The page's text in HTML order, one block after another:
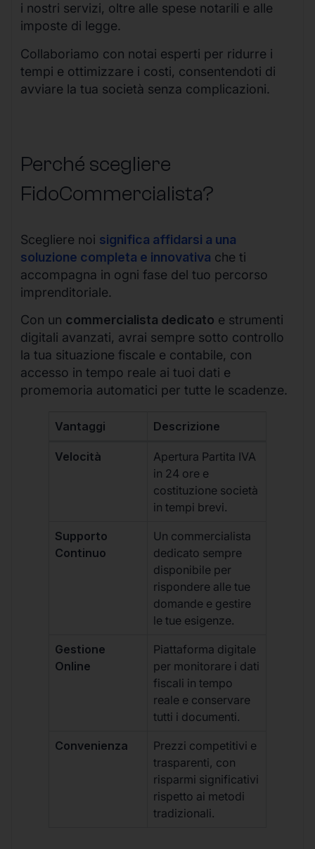
i nostri servizi, oltre alle spese notarili e alle
imposte di legge.
Collaboriamo con notai esperti per ridurre i
tempi e ottimizzare i costi, consentendoti di
avviare la tua società senza complicazioni.
Perché scegliere
FidoCommercialista?
Scegliere noi significa affidarsi a una
soluzione completa e innovativa che ti
accompagna in ogni fase del tuo percorso
imprenditoriale.
Con un commercialista dedicato e strumenti
digitali avanzati, avrai sempre sotto controllo
la tua situazione fiscale e contabile, con
accesso in tempo reale ai tuoi dati e
promemoria automatici per tutte le scadenze.
Vantaggi Descrizione
Velocità
Apertura Partita IVA
in 24 ore e
costituzione società
in tempi brevi.
Supporto
Continuo
Un commercialista
dedicato sempre
disponibile per
rispondere alle tue
domande e gestire
le tue esigenze.
Gestione
Online
Piattaforma digitale
per monitorare i dati
fiscali in tempo
reale e conservare
tutti i documenti.
Convenienza
Prezzi competitivi e
trasparenti, con
risparmi significativi
rispetto ai metodi
tradizionali.